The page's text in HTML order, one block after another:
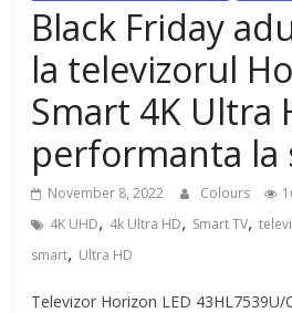
Black Friday
la televizorul
Smart 4K Ultra
performanta la
November 8, 2022 Colours
4K UHD, 4k Ultra HD, Smart TV,
smart, Ultra HD
Televizor Horizon LED 43HL7539U/